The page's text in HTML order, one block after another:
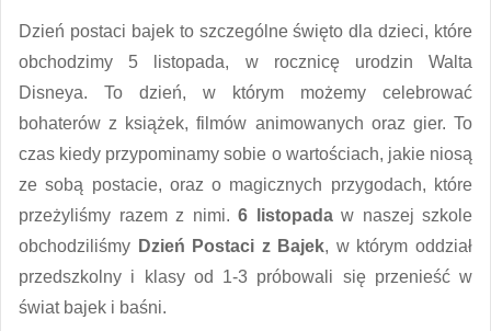
Dzień postaci bajek to szczególne święto dla dzieci, które
obchodzimy 5 listopada, w rocznicę urodzin Walta
Disneya. To dzień, w którym możemy celebrować
bohaterów z książek, filmów animowanych oraz gier. To
czas kiedy przypominamy sobie o wartościach, jakie niosą
ze sobą postacie, oraz o magicznych przygodach, które
przeżyliśmy razem z nimi. 6 listopadaw naszej szkole
obchodziliśmy Dzień Postaci z Bajek, w którym oddział
przedszkolny i klasy od 1-3 próbowali się przenieść w
świat bajek i baśni.